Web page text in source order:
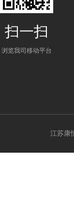
扫一扫
浏览我司移动平台
江苏康